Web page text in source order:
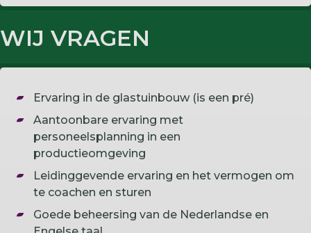
WIJ VRAGEN
Ervaring in de glastuinbouw (is een pré)
Aantoonbare ervaring met
personeelsplanning in een
productieomgeving
Leidinggevende ervaring en het vermogen om
te coachen en sturen
Goede beheersing van de Nederlandse en